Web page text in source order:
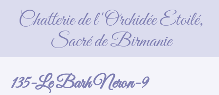
Chatterie de l'Orchidée Etoilé,
Sacré de Birmanie
135-Le Barh Neron-9
135-Le Barh Neron-9